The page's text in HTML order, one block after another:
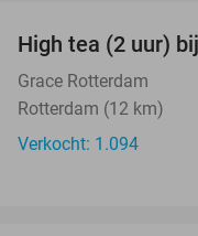
High tea (2 uur)
Grace Rotterdam
Rotterdam (12 km)
Verkocht: 1.094